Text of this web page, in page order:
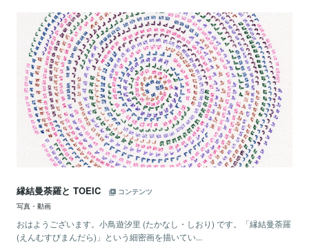
縁結曼荼羅と TOEIC
コンテンツ
写真・動画
おはようございます。小鳥遊汐里 (たかなし・しおり) です。「縁結曼荼羅
(えんむすびまんだら)」という細密画を描いてい...